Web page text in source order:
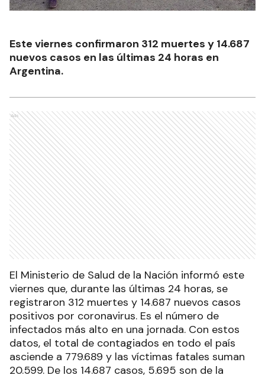
Este viernes confirmaron 312 muertes y 14.687
nuevos casos en las últimas 24 horas en
Argentina.
Ads
El Ministerio de Salud de la Nación informó este
viernes que, durante las últimas 24 horas, se
registraron 312 muertes y 14.687 nuevos casos
positivos por coronavirus. Es el número de
infectados más alto en una jornada. Con estos
datos, el total de contagiados en todo el país
asciende a 779.689 y las víctimas fatales suman
20.599. De los 14.687 casos, 5.695 son de la